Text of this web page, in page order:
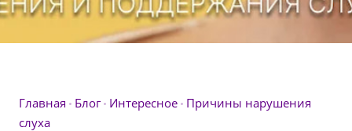
Главная Блог Интересное Причины нарушения
слуха